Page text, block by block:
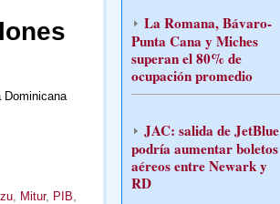
Dominicana
, Mitur, PIB
La Romana, Bávaro-
Punta Cana y Miches
superan el 80% de
ocupación promedio
JAC: salida de JetBlue
podría aumentar boletos
aéreos entre Newark y
RD